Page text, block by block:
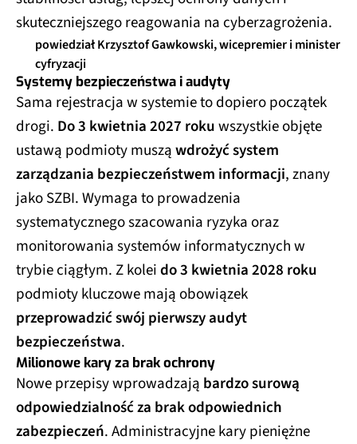
skuteczniejszego reagowania na cyberzagrożenia.
powiedział Krzysztof Gawkowski, wicepremier i minister
cyfryzacji
Systemy bezpieczeństwa i audyty
Sama rejestracja w systemie to dopiero początek
drogi. Do 3 kwietnia 2027 rokuwszystkie objęte
ustawą podmioty musząwdrożyć system
zarządzania bezpieczeństwem informacji, znany
jako SZBI. Wymaga to prowadzenia
systematycznego szacowania ryzyka oraz
monitorowania systemów informatycznych w
trybie ciągłym. Z koleido 3 kwietnia 2028 roku
podmioty kluczowe mają obowiązek
przeprowadzić swój pierwszy audyt
bezpieczeństwa.
Milionowe kary za brak ochrony
Nowe przepisy wprowadzają bardzo surową
odpowiedzialność za brak odpowiednich
zabezpieczeń. Administracyjne kary pieniężne